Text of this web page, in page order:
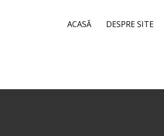
ACASĂ DESPRE SITE